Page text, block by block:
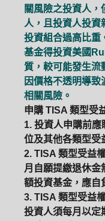
PGIM系列
定期(不)定額
關風險之投資人
人，且投資人投資
投資組合過高比重
基金得投資美國
質，較可能發生流
因價格不透明導
相關風險。
申購 TISA 類型受
1. 投資人申購前
位及其他各類型受
2. TISA 類型受益
月自願提繳退休金
額投資基金，應自
3. TISA 類型受益
投資人須每月以定